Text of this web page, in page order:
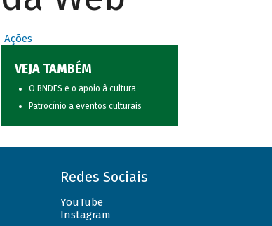
Ações
VEJA TAMBÉM
O BNDES e o apoio à cultura
Patrocínio a eventos culturais
Redes Sociais
YouTube
Instagram